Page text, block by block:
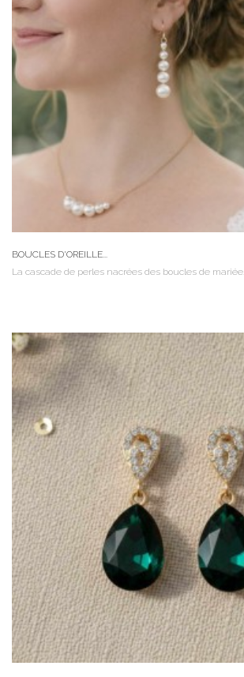
BOUCLES D'OREILLE...
La cascade de perles nacrées des boucles de mariée...